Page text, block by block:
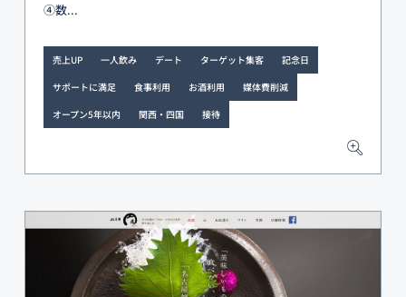
④数...
売上UP 一人飲み デート ターゲット集客
記念日
サポートに満足
食事利用 お酒利用
媒体費削減
オープン5年以内
関西・四国 接待